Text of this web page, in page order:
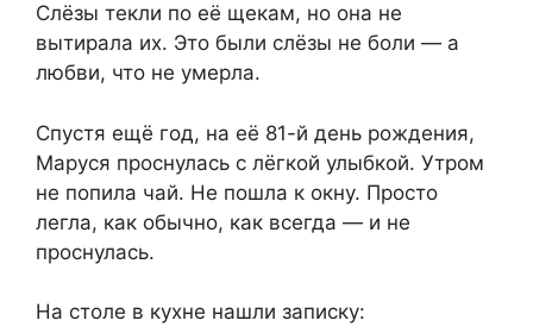
Слёзы текли по её щекам, но она не
вытирала их. Это были слёзы не боли — а
любви, что не умерла.
Спустя ещё год, на её 81-й день рождения,
Маруся проснулась с лёгкой улыбкой. Утром
не попила чай. Не пошла к окну. Просто
легла, как обычно, как всегда — и не
проснулась.
На столе в кухне нашли записку: